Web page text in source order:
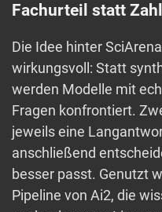
Fachurteil statt
Die Idee hinter
wirkungsvoll: Statt
werden Modelle mit
Fragen konfrontiert.
jeweils eine
anschließend
besser passt. Genutzt
Pipeline von Ai2, die